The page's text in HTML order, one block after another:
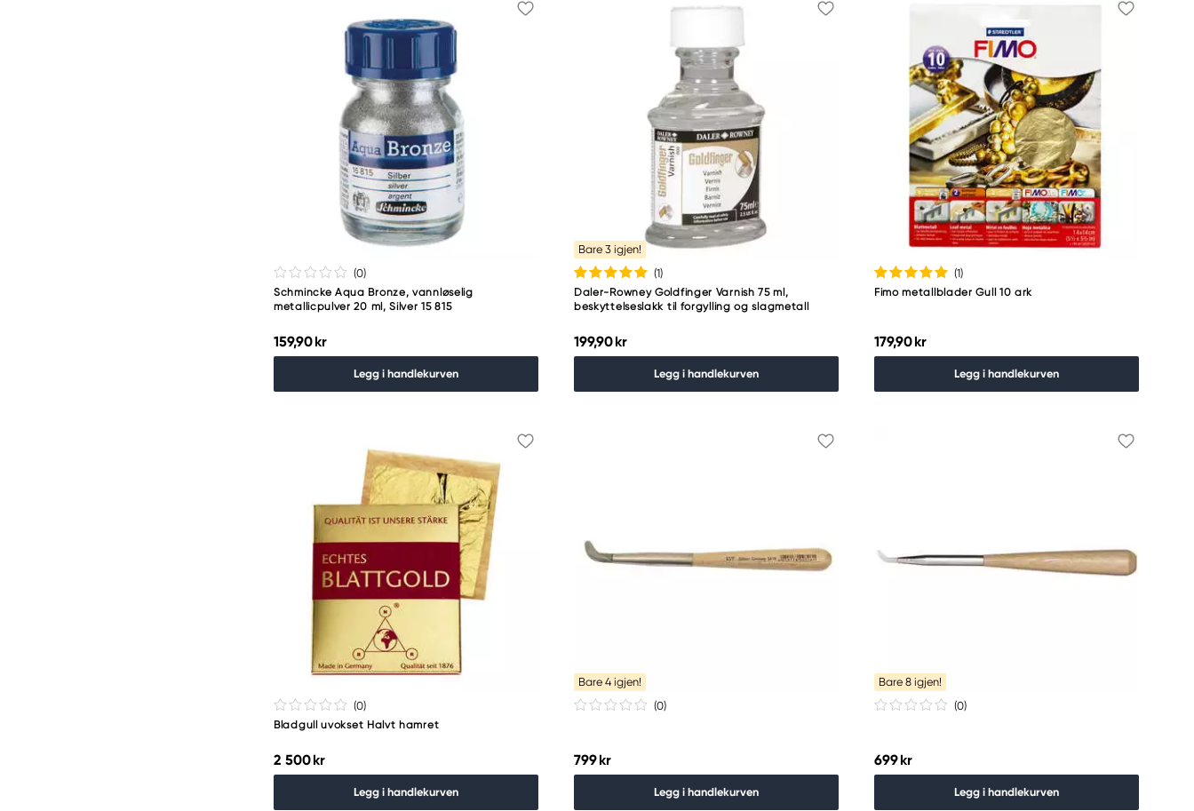
(0)
Schmincke Aqua Bronze, vannløselig
metallicpulver 20 ml, Silver 15 815
159,90 kr
Legg i handlekurven
Bare 3 igjen!
(1)
Daler-Rowney Goldfinger Varnish 75 ml,
beskyttelseslakk til forgylling og slagmetall
199,90 kr
Legg i handlekurven
(1)
Fimo metallblader Gull 10 ark
179,90 kr
Legg i handlekurven
(0)
Bladgull uvokset Halvt hamret
2 500 kr
Legg i handlekurven
Bare 4 igjen!
(0)
799 kr
Legg i handlekurven
Bare 8 igjen!
(0)
699 kr
Legg i handlekurven